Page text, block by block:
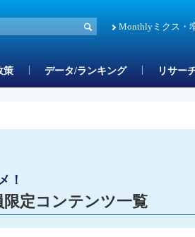
Monthlyミクス・
策 データ/ランキング リサー
！
定コンテンツ一覧